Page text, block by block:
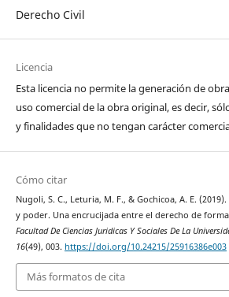
Derecho Civil
Licencia
Esta licencia no permite la generación de
uso comercial de la obra original, es decir,
y finalidades que no tengan carácter
Cómo citar
Nugoli, S. C., Leturia, M. F., & Gochicoa, A. E.
y poder. Una encrucijada entre el derecho de
Facultad De Ciencias Juridicas Y Sociales De La
16(49), 003. https://doi.org/10.24215/25916386e003
Más formatos de cita